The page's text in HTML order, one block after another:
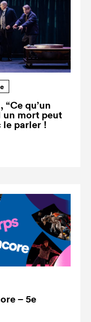
“Ce qu’un
un mort peut
le parler !
– 5e